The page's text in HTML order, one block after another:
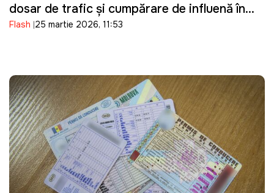
dosar de trafic și cumpărare de influență în
domeniul transportului
Flash 25 martie 2026, 11:53